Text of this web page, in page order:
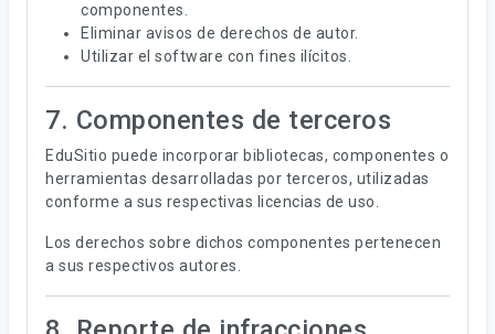
componentes.
Eliminar avisos de derechos de autor.
Utilizar el software con fines ilícitos.
7. Componentes de terceros
EduSitio puede incorporar bibliotecas, componentes o
herramientas desarrolladas por terceros, utilizadas
conforme a sus respectivas licencias de uso.
Los derechos sobre dichos componentes pertenecen
a sus respectivos autores.